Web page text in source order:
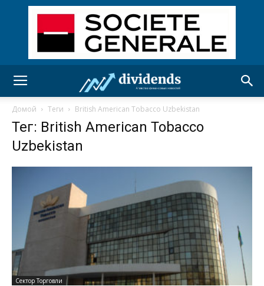
Домой Теги British American Tobacco Uzbekistan
Тег: British American Tobacco
Uzbekistan
Сектор Торговли